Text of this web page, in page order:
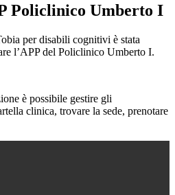
Policlinico Umberto I
per disabili cognitivi è stata
l’APP del Policlinico Umberto I.
è possibile gestire gli
clinica, trovare la sede, prenotare